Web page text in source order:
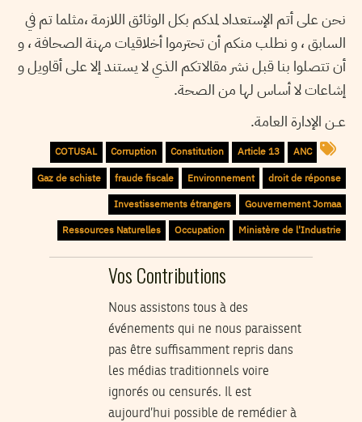
نحن على أتم الإستعداد لمدكم بكل الوثائق اللازمة ،مثلما تم في
السابق ، و نطلب منكم أن تحترموا أخلاقيات مهنة الصحافة ، و
أن تتصلوا بنا قبل نشر مقالاتكم الذي لا يستند إلا على أقاويل و
إشاعات لا أساس لها من الصحة.
عــن الإدارة العامة.
ANC
Article 13
Constitution
Corruption
COTUSAL
droit de réponse
Environnement
fraude fiscale
Gaz de schiste
Gouvernement Jomaa
Investissements étrangers
Ministère de l'Industrie
Occupation
Ressources Naturelles
Vos Contributions
Nous assistons tous à des
événements qui ne nous paraissent
pas être suffisamment repris dans
les médias traditionnels voire
ignorés ou censurés. Il est
aujourd’hui possible de remédier à